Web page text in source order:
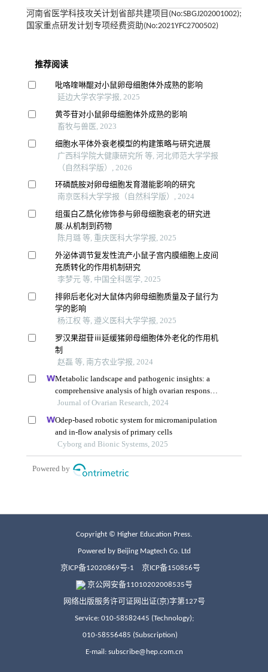
河南省医学科技攻关计划省部共建项目(No:SBGJ202001002);
国家重点研发计划专项经费资助(No:2021YFC2700502)
Copyright © Higher Education Press.
Powered by Beijing Magtech Co. Ltd
京ICP备12020869号-1 京ICP备150856号
京公网安备11010202008535号
网络出版服务许可证网出证(京)字第127号
Service: 010-58582445 (Technology);
010-58556485 (Subscription)
E-mail: subscribe@hep.com.cn